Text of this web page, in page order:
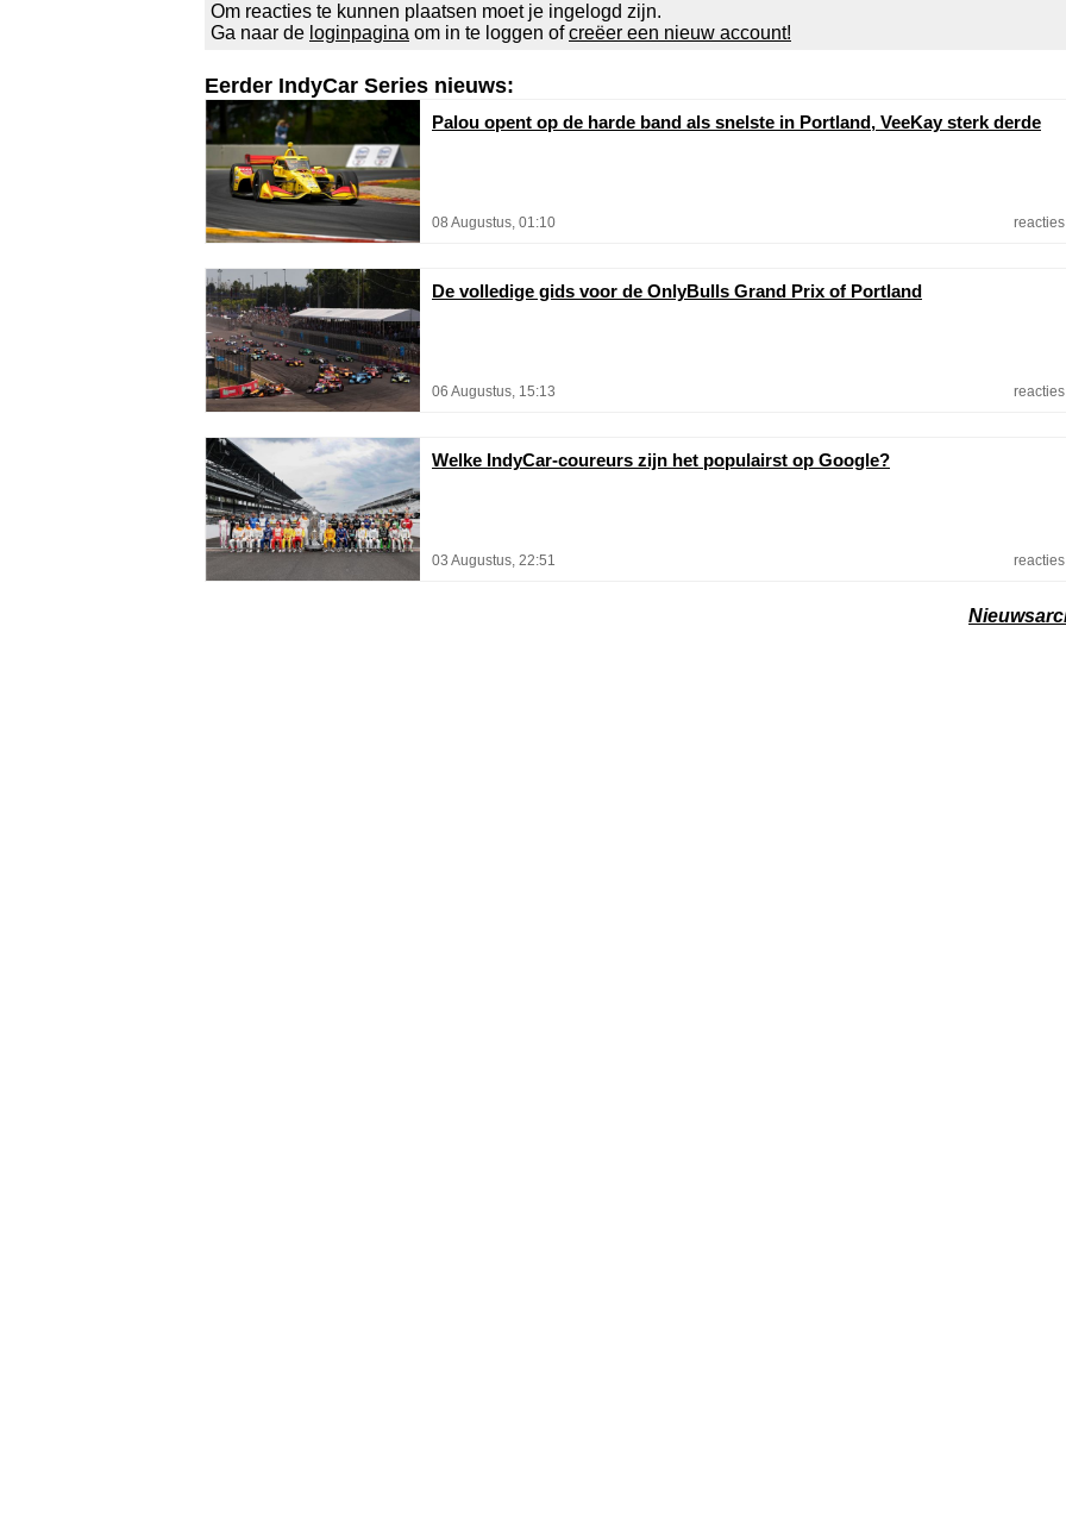
Om reacties te kunnen plaatsen moet je ingelogd zijn.
Ga naar de loginpagina om in te loggen ofcreëer een nieuw account!
Eerder IndyCar Series nieuws:
Palou opent op de harde band als snelste in Portland, VeeKay sterk derde
08 Augustus, 01:10
De volledige gids voor de OnlyBulls Grand Prix of Portland
06 Augustus, 15:13
Welke IndyCar-coureurs zijn het populairst op Google?
03 Augustus, 22:51